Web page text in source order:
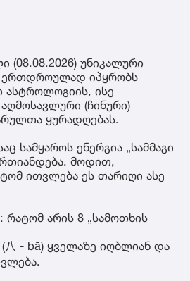
(08.08.2026) უნიკალური
იპყრობს
ისე
(ჩინური)
ყურადღებას.
სამყაროს ენერგია „სამმაგი
მოდით,
ითვლება ეს თარიღი ასე
რატომ არის 8 „სამოთხის
八 - bā) ყველაზე იღბლიან და